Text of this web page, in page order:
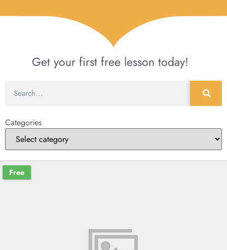
Get your first free lesson today!
Categories
Free